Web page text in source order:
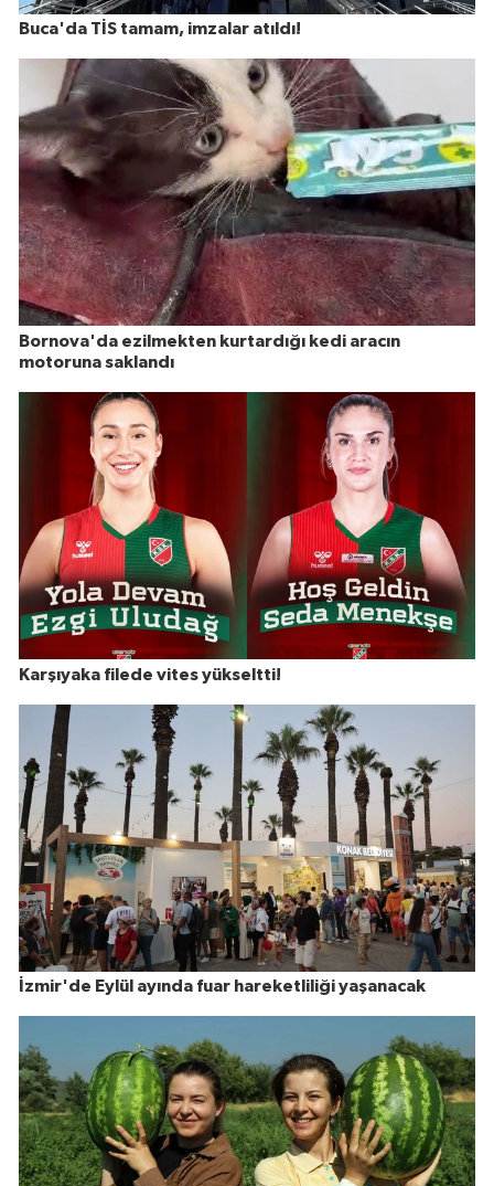
Buca'da TİS tamam, imzalar atıldı!
Bornova'da ezilmekten kurtardığı kedi aracın
motoruna saklandı
Karşıyaka filede vites yükseltti!
İzmir'de Eylül ayında fuar hareketliliği yaşanacak